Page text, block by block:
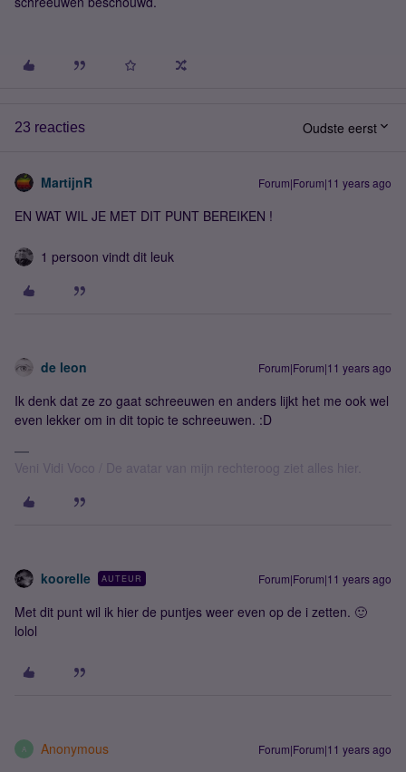
23 reacties Oudste eerst
MartijnR Forum|Forum|11 years ago
EN WAT WIL JE MET DIT PUNT BEREIKEN !
1 persoon vindt dit leuk
de leon Forum|Forum|11 years ago
Ik denk dat ze zo gaat schreeuwen en anders lijkt het me ook wel
even lekker om in dit topic te schreeuwen. :D
Veni Vidi Voco / De avatar van mijn rechteroog ziet alles hier.
koorelle AUTEUR Forum|Forum|11 years ago
Met dit punt wil ik hier de puntjes weer even op de i zetten. 🙂
lolol
A Anonymous Forum|Forum|11 years ago